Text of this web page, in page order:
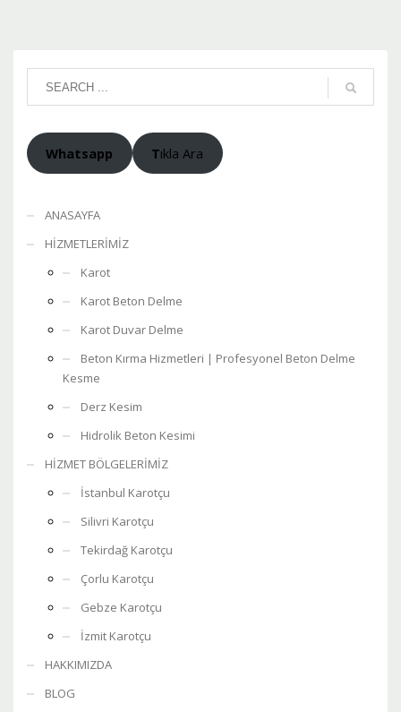
Whatsapp Tıkla Ara
ANASAYFA
HİZMETLERİMİZ
Karot
Karot Beton Delme
Karot Duvar Delme
Beton Kırma Hizmetleri | Profesyonel Beton Delme
Kesme
Derz Kesim
Hidrolik Beton Kesimi
HİZMET BÖLGELERİMİZ
İstanbul Karotçu
Silivri Karotçu
Tekirdağ Karotçu
Çorlu Karotçu
Gebze Karotçu
İzmit Karotçu
HAKKIMIZDA
BLOG